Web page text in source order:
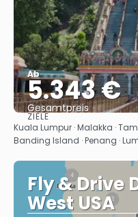
Ab
5.343 €
Gesamtpreis
ZIELE
Kuala Lumpur · Malakka ·
Banding Island · Penang ·
Fly & Drive
West USA